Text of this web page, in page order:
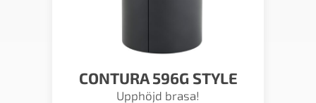
CONTURA 596G STYLE
Upphöjd brasa!